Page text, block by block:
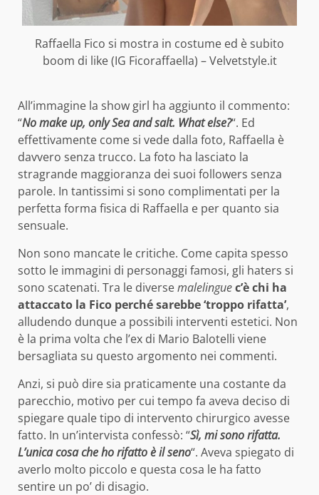
Raffaella Fico si mostra in costume ed è subito
boom di like (IG Ficoraffaella) – Velvetstyle.it
All’immagine la show girl ha aggiunto il commento:
“No make up, only Sea and salt. What else?“. Ed
effettivamente come si vede dalla foto, Raffaella è
davvero senza trucco. La foto ha lasciato la
stragrande maggioranza dei suoi followers senza
parole. In tantissimi si sono complimentati per la
perfetta forma fisica di Raffaella e per quanto sia
sensuale.
Non sono mancate le critiche. Come capita spesso
sotto le immagini di personaggi famosi, gli haters si
sono scatenati. Tra le diversemalelinguec’è chi ha
attaccato la Fico perché sarebbe ‘troppo rifatta’,
alludendo dunque a possibili interventi estetici. Non
è la prima volta che l’ex di Mario Balotelli viene
bersagliata su questo argomento nei commenti.
Anzi, si può dire sia praticamente una costante da
parecchio, motivo per cui tempo fa aveva deciso di
spiegare quale tipo di intervento chirurgico avesse
fatto. In un’intervista confessò: “Sì, mi sono rifatta.
L’unica cosa che ho rifatto è il seno“. Aveva spiegato di
averlo molto piccolo e questa cosa le ha fatto
sentire un po’ di disagio.